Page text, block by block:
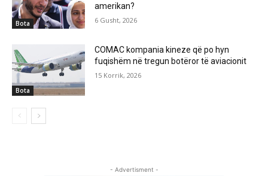
Bota
amerikan?
6 Gusht, 2026
Bota
COMAC kompania kineze që po hyn
fuqishëm në tregun botëror të aviacionit
15 Korrik, 2026
- Advertisment -